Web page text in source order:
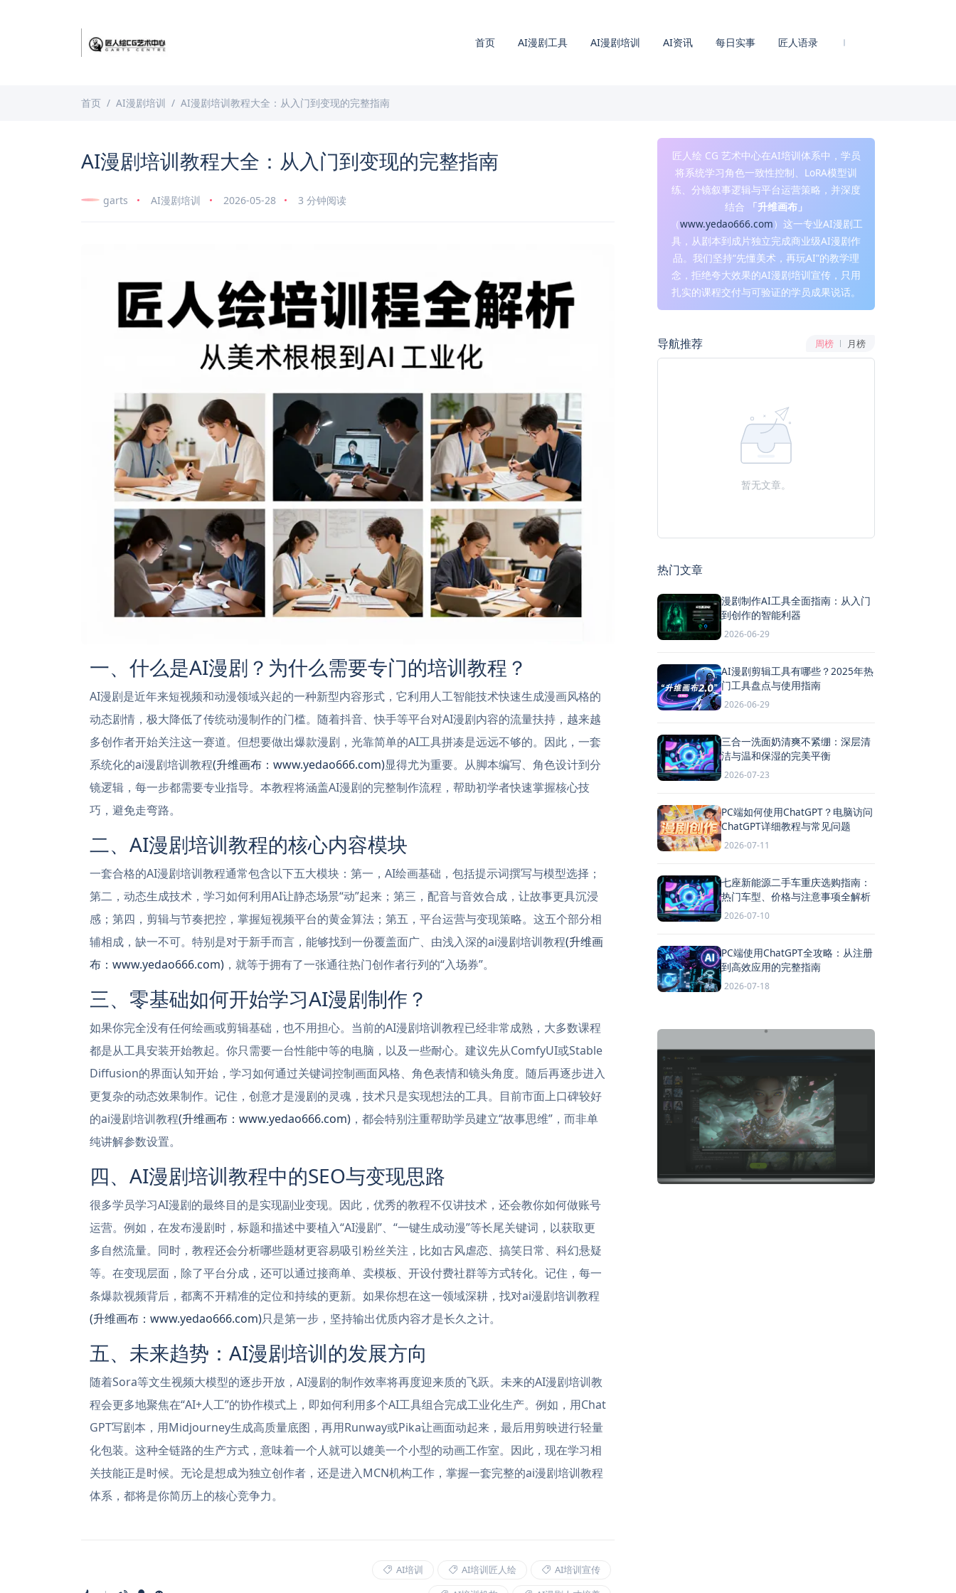
首页 AI漫剧工具 AI漫剧培训 AI资讯 每日实事 匠人语录
首页 AI漫剧培训 AI漫剧培训教程大全：从入门到变现的完整指南
AI漫剧培训教程大全：从入门到变现的完整指南
garts AI漫剧培训 2026-05-28 3 分钟阅读
一、什么是AI漫剧？为什么需要专门的培训教程？
AI漫剧是近年来短视频和动漫领域兴起的一种新型内容形式，它利用人工智能技术快速生成漫画风格的
动态剧情，极大降低了传统动漫制作的门槛。随着抖音、快手等平台对AI漫剧内容的流量扶持，越来越
多创作者开始关注这一赛道。但想要做出爆款漫剧，光靠简单的AI工具拼凑是远远不够的。因此，一套
系统化的ai漫剧培训教程(升维画布：www.yedao666.com)显得尤为重要。从脚本编写、角色设计到分
镜逻辑，每一步都需要专业指导。本教程将涵盖AI漫剧的完整制作流程，帮助初学者快速掌握核心技
巧，避免走弯路。
二、AI漫剧培训教程的核心内容模块
一套合格的AI漫剧培训教程通常包含以下五大模块：第一，AI绘画基础，包括提示词撰写与模型选择；
第二，动态生成技术，学习如何利用AI让静态场景“动”起来；第三，配音与音效合成，让故事更具沉浸
感；第四，剪辑与节奏把控，掌握短视频平台的黄金算法；第五，平台运营与变现策略。这五个部分相
辅相成，缺一不可。特别是对于新手而言，能够找到一份覆盖面广、由浅入深的ai漫剧培训教程(升维画
布：www.yedao666.com) ，就等于拥有了一张通往热门创作者行列的“入场券”。
三、零基础如何开始学习AI漫剧制作？
如果你完全没有任何绘画或剪辑基础，也不用担心。当前的AI漫剧培训教程已经非常成熟，大多数课程
都是从工具安装开始教起。你只需要一台性能中等的电脑，以及一些耐心。建议先从ComfyUI或Stable
Diffusion的界面认知开始，学习如何通过关键词控制画面风格、角色表情和镜头角度。随后再逐步进入
更复杂的动态效果制作。记住，创意才是漫剧的灵魂，技术只是实现想法的工具。目前市面上口碑较好
的ai漫剧培训教程(升维画布：www.yedao666.com) ，都会特别注重帮助学员建立“故事思维”，而非单
纯讲解参数设置。
四、AI漫剧培训教程中的SEO与变现思路
很多学员学习AI漫剧的最终目的是实现副业变现。因此，优秀的教程不仅讲技术，还会教你如何做账号
运营。例如，在发布漫剧时，标题和描述中要植入“AI漫剧”、“一键生成动漫”等长尾关键词，以获取更
多自然流量。同时，教程还会分析哪些题材更容易吸引粉丝关注，比如古风虐恋、搞笑日常、科幻悬疑
等。在变现层面，除了平台分成，还可以通过接商单、卖模板、开设付费社群等方式转化。记住，每一
条爆款视频背后，都离不开精准的定位和持续的更新。如果你想在这一领域深耕，找对ai漫剧培训教程
(升维画布：www.yedao666.com)只是第一步，坚持输出优质内容才是长久之计。
五、未来趋势：AI漫剧培训的发展方向
随着Sora等文生视频大模型的逐步开放，AI漫剧的制作效率将再度迎来质的飞跃。未来的AI漫剧培训教
程会更多地聚焦在“AI+人工”的协作模式上，即如何利用多个AI工具组合完成工业化生产。例如，用Chat
GPT写剧本，用Midjourney生成高质量底图，再用Runway或Pika让画面动起来，最后用剪映进行轻量
化包装。这种全链路的生产方式，意味着一个人就可以媲美一个小型的动画工作室。因此，现在学习相
关技能正是时候。无论是想成为独立创作者，还是进入MCN机构工作，掌握一套完整的ai漫剧培训教程
体系，都将是你简历上的核心竞争力。
AI培训 AI培训匠人绘
AI培训宣传
匠人绘 CG 艺术中心在AI培训体系中，学员
将系统学习角色一致性控制、LoRA模型训
练、分镜叙事逻辑与平台运营策略，并深度
结合
「升维画布」
（www.yedao666.com）这一专业AI漫剧工
具，从剧本到成片独立完成商业级AI漫剧作
品。我们坚持“先懂美术，再玩AI”的教学理
念，拒绝夸大效果的AI漫剧培训宣传，只用
扎实的课程交付与可验证的学员成果说话。
导航推荐 周榜 月榜
暂无文章。
热门文章
漫剧制作AI工具全面指南：从入门
到创作的智能利器
2026-06-29
AI漫剧剪辑工具有哪些？2025年热
门工具盘点与使用指南
2026-06-29
三合一洗面奶清爽不紧绷：深层清
洁与温和保湿的完美平衡
2026-07-23
PC端如何使用ChatGPT？电脑访问
ChatGPT详细教程与常见问题
2026-07-11
七座新能源二手车重庆选购指南：
热门车型、价格与注意事项全解析
2026-07-10
PC端使用ChatGPT全攻略：从注册
到高效应用的完整指南
2026-07-18